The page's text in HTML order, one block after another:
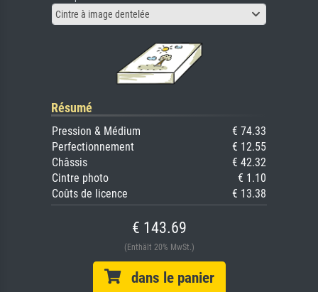
Cintre à image dentelée
Résumé
Pression & Médium
€ 74.33
Perfectionnement
€ 12.55
Châssis
€ 42.32
Cintre photo
€ 1.10
Coûts de licence
€ 13.38
€ 143.69
(Enthält 20% MwSt.)
dans le panier